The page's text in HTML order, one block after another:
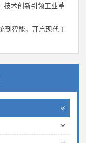
技术创新引领工业革
到智能，开启现代工